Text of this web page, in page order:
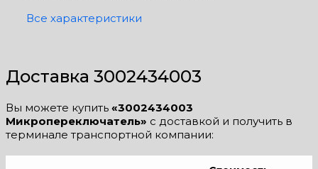
Все характеристики
Доставка 3002434003
Вы можете купить «3002434003
Микропереключатель» с доставкой и получить в
терминале транспортной компании: